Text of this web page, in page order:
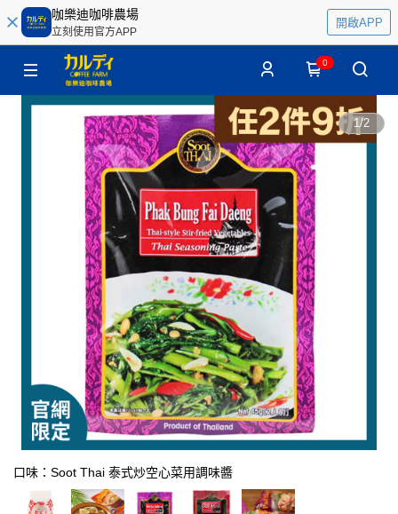
咖樂迪咖啡農場
立刻使用官方APP
開啟APP
0
1/2
口味：Soot Thai 泰式炒空心菜用調味醬